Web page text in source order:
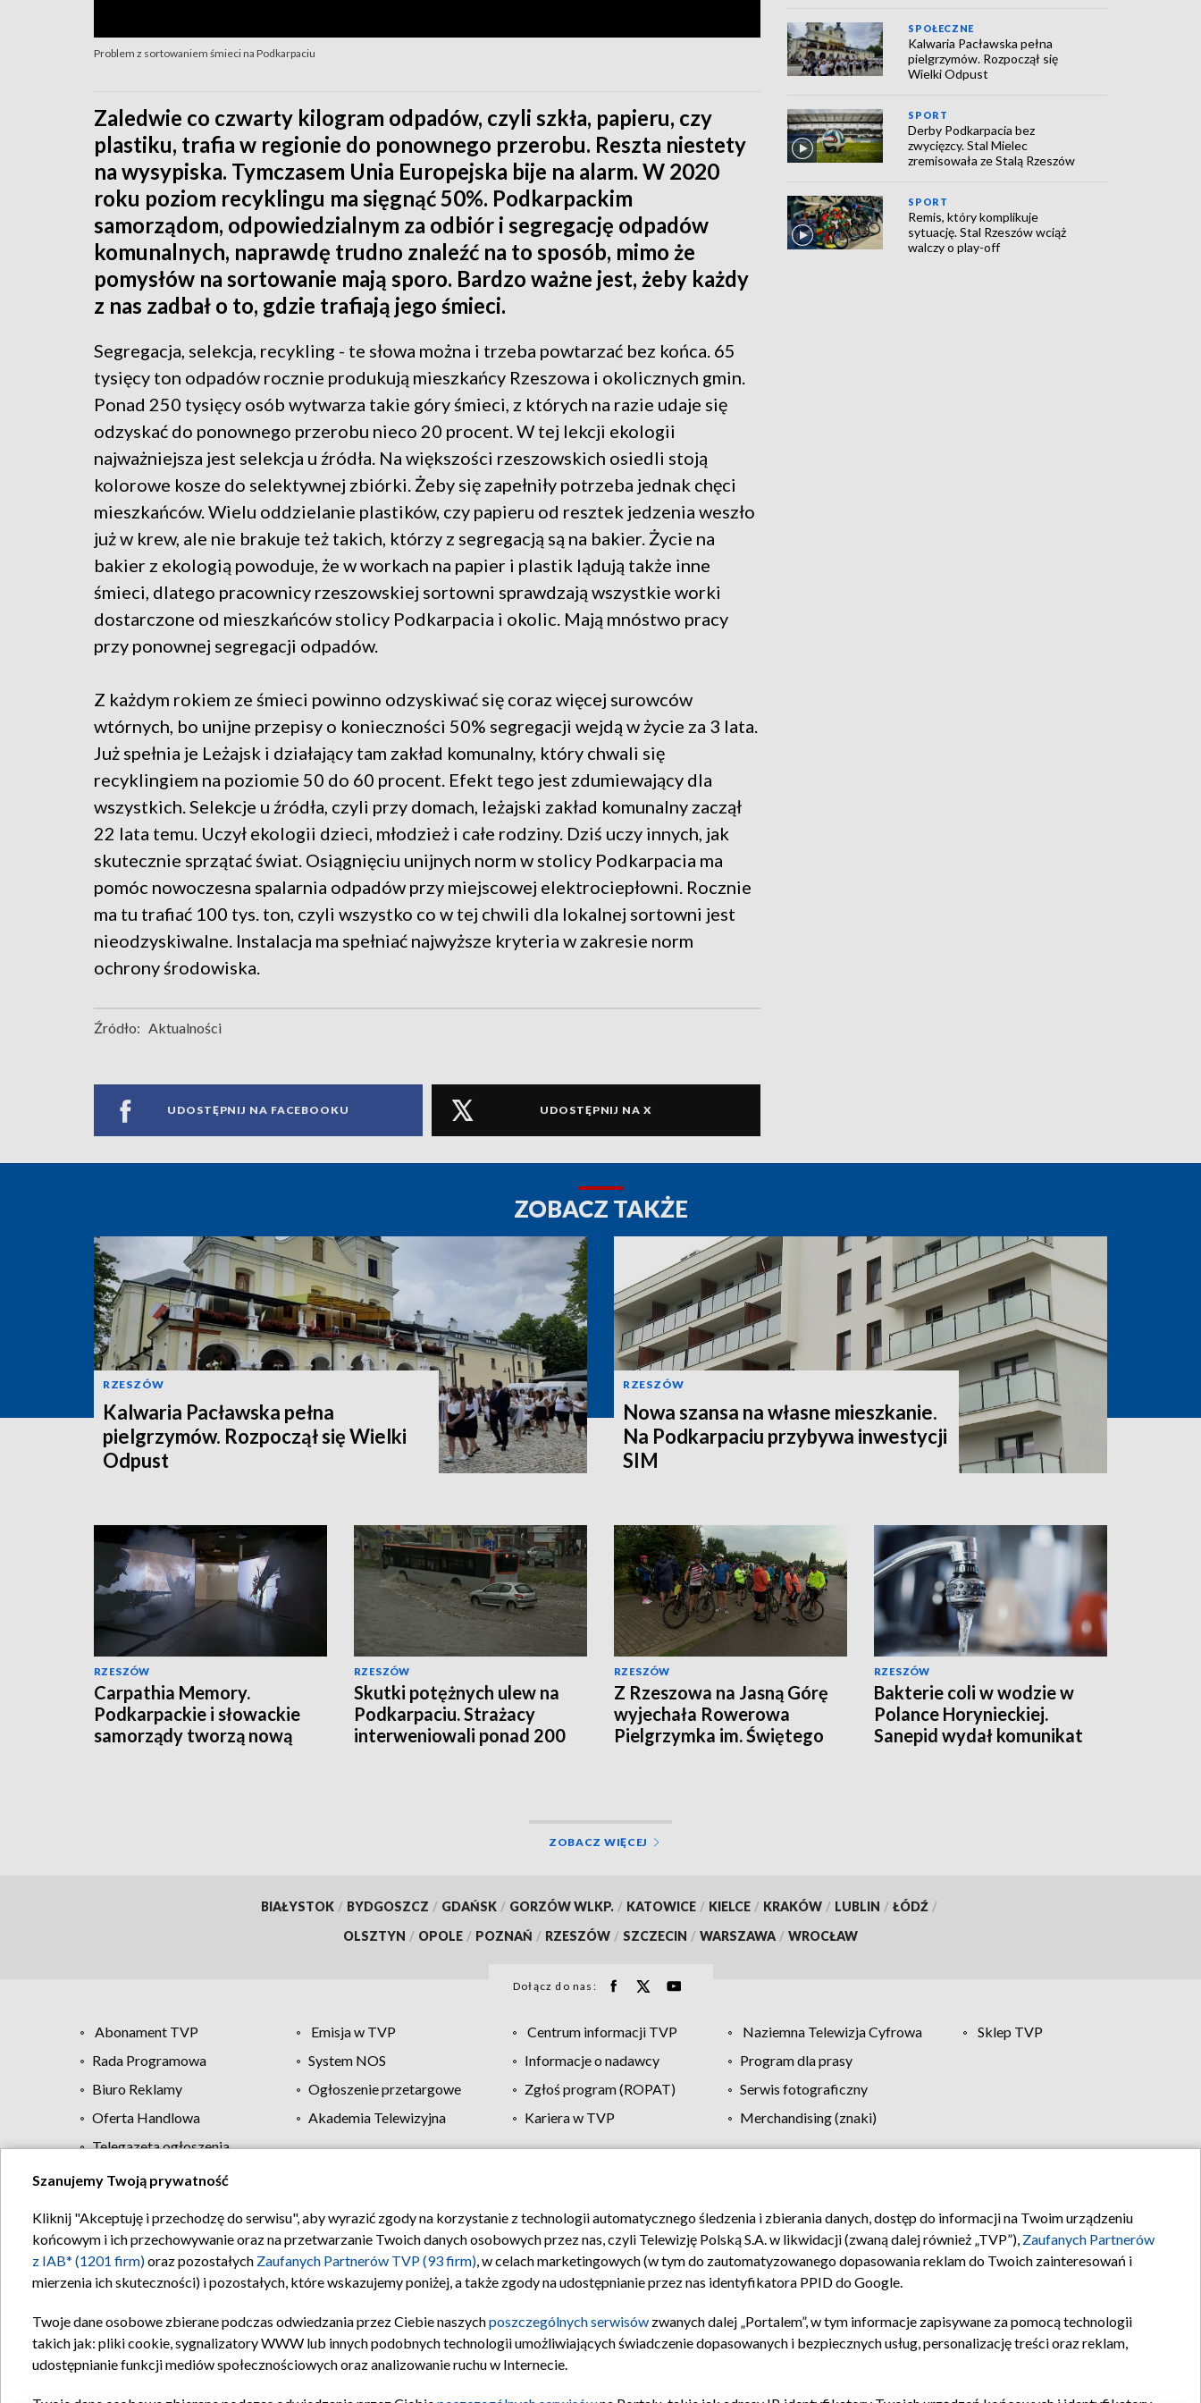
Problem z sortowaniem śmieci na Podkarpaciu
Zaledwie co czwarty kilogram odpadów, czyli szkła, papieru, czy
plastiku, trafia w regionie do ponownego przerobu. Reszta niestety
na wysypiska. Tymczasem Unia Europejska bije na alarm. W 2020
roku poziom recyklingu ma sięgnąć 50%. Podkarpackim
samorządom, odpowiedzialnym za odbiór i segregację odpadów
komunalnych, naprawdę trudno znaleźć na to sposób, mimo że
pomysłów na sortowanie mają sporo. Bardzo ważne jest, żeby każdy
z nas zadbał o to, gdzie trafiają jego śmieci.
Segregacja, selekcja, recykling - te słowa można i trzeba powtarzać bez końca. 65
tysięcy ton odpadów rocznie produkują mieszkańcy Rzeszowa i okolicznych gmin.
Ponad 250 tysięcy osób wytwarza takie góry śmieci, z których na razie udaje się
odzyskać do ponownego przerobu nieco 20 procent. W tej lekcji ekologii
najważniejsza jest selekcja u źródła. Na większości rzeszowskich osiedli stoją
kolorowe kosze do selektywnej zbiórki. Żeby się zapełniły potrzeba jednak chęci
mieszkańców. Wielu oddzielanie plastików, czy papieru od resztek jedzenia weszło
już w krew, ale nie brakuje też takich, którzy z segregacją są na bakier. Życie na
bakier z ekologią powoduje, że w workach na papier i plastik lądują także inne
śmieci, dlatego pracownicy rzeszowskiej sortowni sprawdzają wszystkie worki
dostarczone od mieszkańców stolicy Podkarpacia i okolic. Mają mnóstwo pracy
przy ponownej segregacji odpadów.
Z każdym rokiem ze śmieci powinno odzyskiwać się coraz więcej surowców
wtórnych, bo unijne przepisy o konieczności 50% segregacji wejdą w życie za 3 lata.
Już spełnia je Leżajsk i działający tam zakład komunalny, który chwali się
recyklingiem na poziomie 50 do 60 procent. Efekt tego jest zdumiewający dla
wszystkich. Selekcje u źródła, czyli przy domach, leżajski zakład komunalny zaczął
22 lata temu. Uczył ekologii dzieci, młodzież i całe rodziny. Dziś uczy innych, jak
skutecznie sprzątać świat. Osiągnięciu unijnych norm w stolicy Podkarpacia ma
pomóc nowoczesna spalarnia odpadów przy miejscowej elektrociepłowni. Rocznie
ma tu trafiać 100 tys. ton, czyli wszystko co w tej chwili dla lokalnej sortowni jest
nieodzyskiwalne. Instalacja ma spełniać najwyższe kryteria w zakresie norm
ochrony środowiska.
Źródło: Aktualności
UDOSTĘPNIJ NA FACEBOOKU UDOSTĘPNIJ NA X
SPOŁECZNE
Kalwaria Pacławska pełna
pielgrzymów. Rozpoczął się
Wielki Odpust
SPORT
Derby Podkarpacia bez
zwycięzcy. Stal Mielec
zremisowała ze Stalą Rzeszów
SPORT
Remis, który komplikuje
sytuację. Stal Rzeszów wciąż
walczy o play-off
ZOBACZ TAKŻE
RZESZÓW
Kalwaria Pacławska pełna
pielgrzymów. Rozpoczął się Wielki
Odpust
RZESZÓW
Nowa szansa na własne mieszkanie.
Na Podkarpaciu przybywa inwestycji
SIM
RZESZÓW
Carpathia Memory.
Podkarpackie i słowackie
samorządy tworzą nową
RZESZÓW
Skutki potężnych ulew na
Podkarpaciu. Strażacy
interweniowali ponad 200
RZESZÓW
Z Rzeszowa na Jasną Górę
wyjechała Rowerowa
Pielgrzymka im. Świętego
RZESZÓW
Bakterie coli w wodzie w
Polance Horynieckiej.
Sanepid wydał komunikat
ZOBACZ WIĘCEJ
BIAŁYSTOK / BYDGOSZCZ / GDAŃSK / GORZÓW WLKP. / KATOWICE / KIELCE / KRAKÓW / LUBLIN / ŁÓDŹ /
OLSZTYN / OPOLE / POZNAŃ / RZESZÓW / SZCZECIN / WARSZAWA / WROCŁAW
Dołącz do nas:
Abonament TVP Emisja w TVP Centrum informacji TVP Naziemna Telewizja Cyfrowa
Sklep TVP
Rada Programowa
System NOS Informacje o nadawcy
Program dla prasy
Biuro Reklamy
Ogłoszenie przetargowe Zgłoś program (ROPAT)
Serwis fotograficzny
Oferta Handlowa
Akademia Telewizyjna Kariera w TVP
Merchandising (znaki)
Telegazeta ogłoszenia
Regulamin TVP Polityka prywatności Moje zgody Pomoc Biuro reklamy Kontakt
Szanujemy Twoją prywatność
Kliknij "Akceptuję i przechodzę do serwisu", aby wyrazić zgody na korzystanie z technologii automatycznego śledzenia i zbierania danych, dostęp do informacji na Twoim urządzeniu
końcowym i ich przechowywanie oraz na przetwarzanie Twoich danych osobowych przez nas, czyli Telewizję Polską S.A. w likwidacji (zwaną dalej również „TVP”), Zaufanych Partnerów
z IAB* (1201 firm)oraz pozostałych Zaufanych Partnerów TVP (93 firm), w celach marketingowych (w tym do zautomatyzowanego dopasowania reklam do Twoich zainteresowań i
mierzenia ich skuteczności) i pozostałych, które wskazujemy poniżej, a także zgody na udostępnianie przez nas identyfikatora PPID do Google.
Twoje dane osobowe zbierane podczas odwiedzania przez Ciebie naszychposzczególnych serwisów zwanych dalej „Portalem”, w tym informacje zapisywane za pomocą technologii
takich jak: pliki cookie, sygnalizatory WWW lub innych podobnych technologii umożliwiających świadczenie dopasowanych i bezpiecznych usług, personalizację treści oraz reklam,
udostępnianie funkcji mediów społecznościowych oraz analizowanie ruchu w Internecie.